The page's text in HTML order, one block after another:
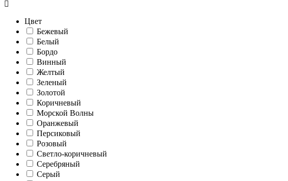
Цвет
Бежевый
Белый
Бордо
Винный
Желтый
Зеленый
Золотой
Коричневый
Морской Волны
Оранжевый
Персиковый
Розовый
Светло-коричневый
Серебряный
Серый